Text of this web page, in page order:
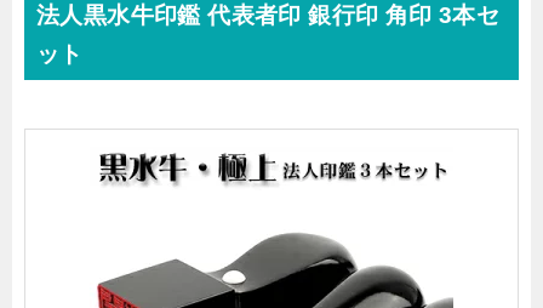
法人黒水牛印鑑 代表者印 銀行印 角印 3本セ
ット